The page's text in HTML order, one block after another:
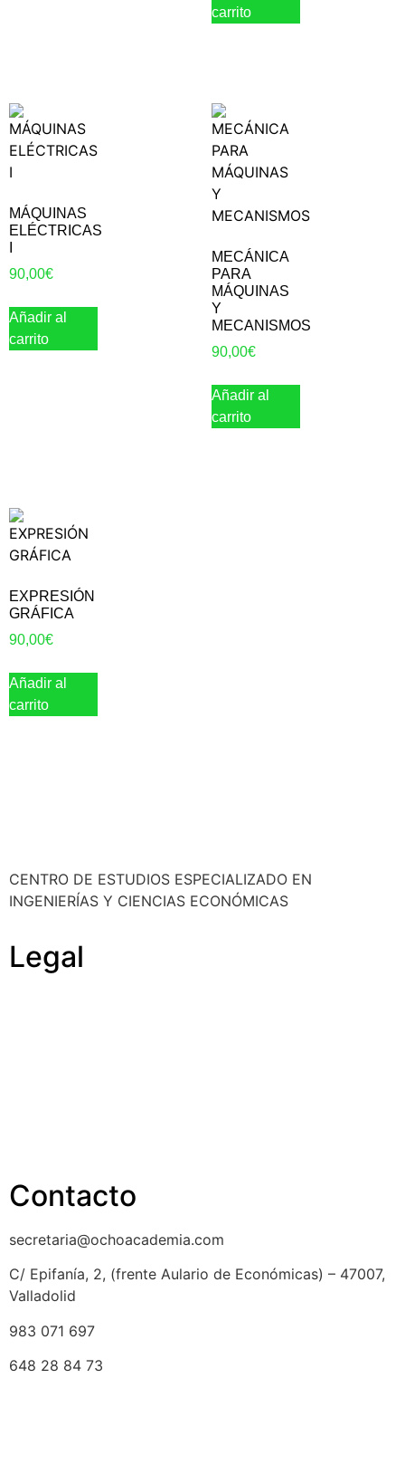
carrito
MÁQUINAS
ELÉCTRICAS
90,00€
Añadir al
carrito
MECÁNICA
PARA
MÁQUINAS
Y
MECANISMOS
90,00€
Añadir al
carrito
EXPRESIÓN
GRÁFICA
90,00€
Añadir al
carrito
CENTRO DE ESTUDIOS ESPECIALIZADO EN
INGENIERÍAS Y CIENCIAS ECONÓMICAS
Legal
Contacto
secretaria@ochoacademia.com
C/ Epifanía, 2, (frente Aulario de Económicas) – 47007,
Valladolid
983 071 697
648 28 84 73